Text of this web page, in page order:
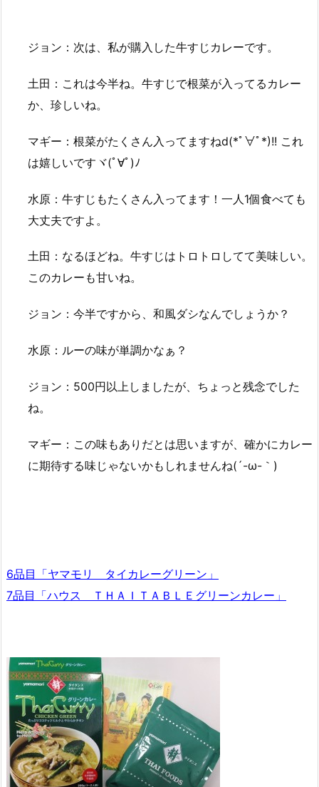
ジョン：次は、私が購入した牛すじカレーです。
土田：これは今半ね。牛すじで根菜が入ってるカレー
か、珍しいね。
マギー：根菜がたくさん入ってますねd(*ﾟ∀ﾟ*)!! これ
は嬉しいですヾ(ﾟ∀ﾟ)ﾉ
水原：牛すじもたくさん入ってます！一人1個食べても
大丈夫ですよ。
土田：なるほどね。牛すじはトロトロしてて美味しい。
このカレーも甘いね。
ジョン：今半ですから、和風ダシなんでしょうか？
水原：ルーの味が単調かなぁ？
ジョン：500円以上しましたが、ちょっと残念でした
ね。
マギー：この味もありだとは思いますが、確かにカレー
に期待する味じゃないかもしれませんね(´-ω-｀)
6品目「ヤマモリ タイカレーグリーン」
7品目「ハウス ＴＨＡＩＴＡＢＬＥグリーンカレー」